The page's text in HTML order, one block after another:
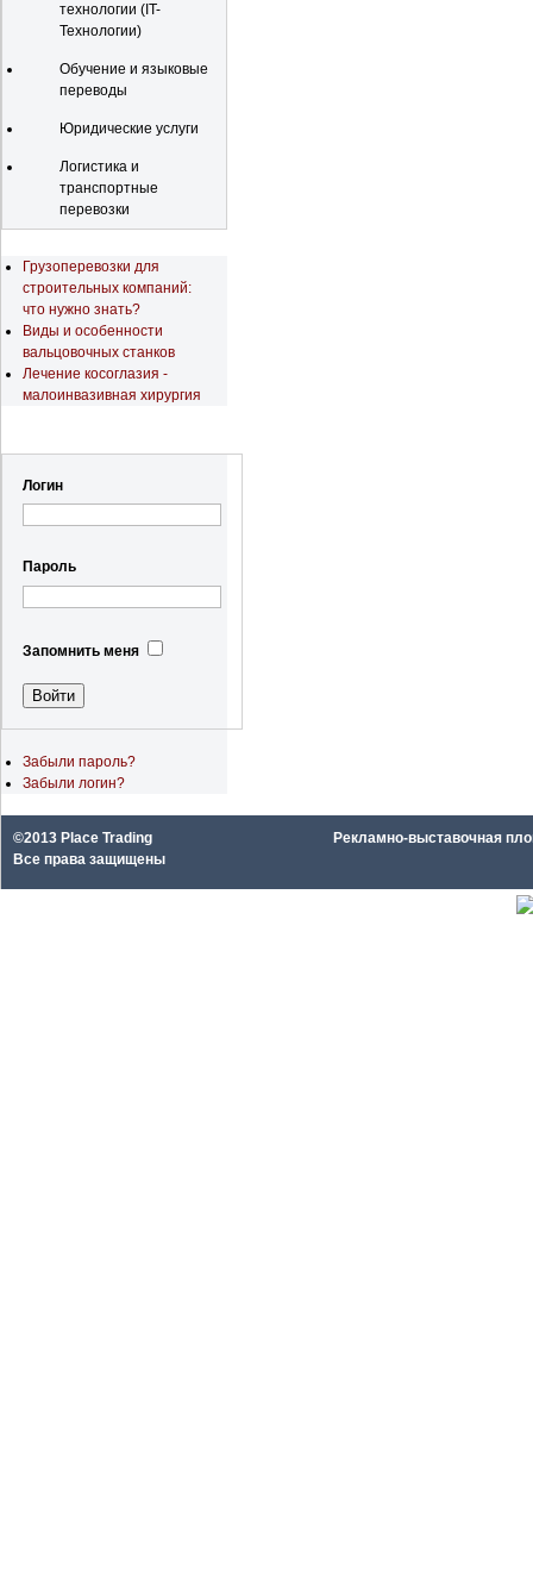
технологии (IT-
Технологии)
Обучение и языковые
переводы
Юридические услуги
Логистика и
транспортные
перевозки
Грузоперевозки для
строительных компаний:
что нужно знать?
Виды и особенности
вальцовочных станков
Лечение косоглазия -
малоинвазивная хирургия
Логин
Пароль
Запомнить меня
Забыли пароль?
Забыли логин?
©2013 Place Trading
Все права защищены
Рекламно-выставочная